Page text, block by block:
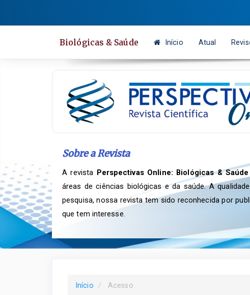
Lateral
Biológicas & Saúde Início Atual
Sobre a Revista
A revista Perspectivas Online: Biológicas & Saúde
áreas de ciências biológicas e da saúde. A
pesquisa, nossa revista tem sido reconhecida por
que tem interesse.
Início Acesso